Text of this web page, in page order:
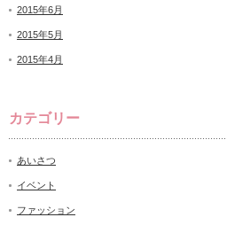
2015年6月
2015年5月
2015年4月
カテゴリー
あいさつ
イベント
ファッション